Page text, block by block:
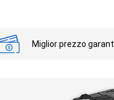
Miglior prezzo